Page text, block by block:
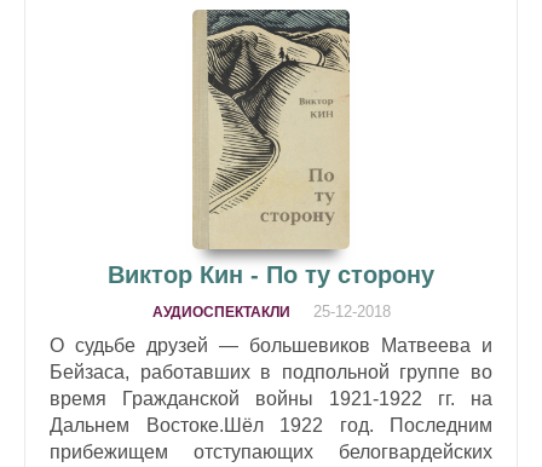
Виктор Кин - По ту сторону
АУДИОСПЕКТАКЛИ 25-12-2018
О судьбе друзей — большевиков Матвеева и
Бейзаса, работавших в подпольной группе во
время Гражданской войны 1921-1922 гг. на
Дальнем Востоке.Шёл 1922 год. Последним
прибежищем отступающих белогвардейских